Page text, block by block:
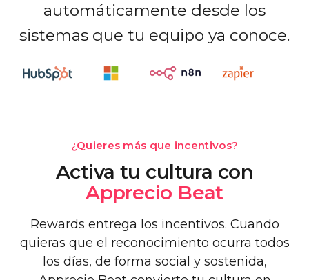
automáticamente desde los
sistemas que tu equipo ya conoce.
¿Quieres más que incentivos?
Activa tu cultura con
Apprecio Beat
Rewards entrega los incentivos. Cuando
quieras que el reconocimiento ocurra todos
los días, de forma social y sostenida,